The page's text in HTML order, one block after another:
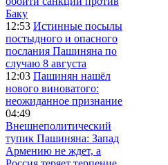
Баку
12:53 Истинные посылы
постыдного и опасного
послания Пашиняна по
случаю 8 августа
12:03 Пашинян нашёл
нового виноватого:
неожиданное признание
04:49
Внешнеполитический
тупик Пашиняна: Запад
Армению не ждет, а